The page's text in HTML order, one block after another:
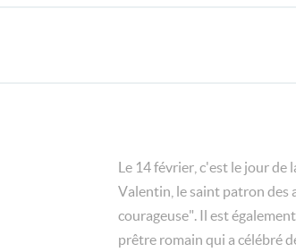
Le 14 février, c'est le jour
Valentin, le saint patron des
courageuse". Il est
prêtre romain qui a célébré